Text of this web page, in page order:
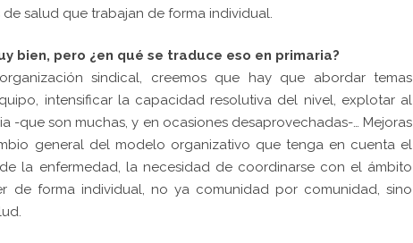
salud que trabajan de forma individual.
bien, pero ¿en qué se traduce eso en primaria?
sindical, creemos que hay que abordar temas
intensificar la capacidad resolutiva del nivel, explotar al
-que son muchas, y en ocasiones desaprovechadas-… Mejoras
general del modelo organizativo que tenga en cuenta el
la enfermedad, la necesidad de coordinarse con el ámbito
de forma individual, no ya comunidad por comunidad, sino